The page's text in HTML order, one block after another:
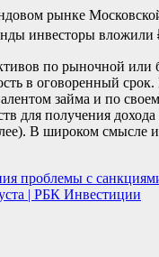
рынке
инвесторы вложили
по рыночной или
в оговоренный
займа и по
для получения
В широком смысле
проблемы с
| РБК Инвестиции